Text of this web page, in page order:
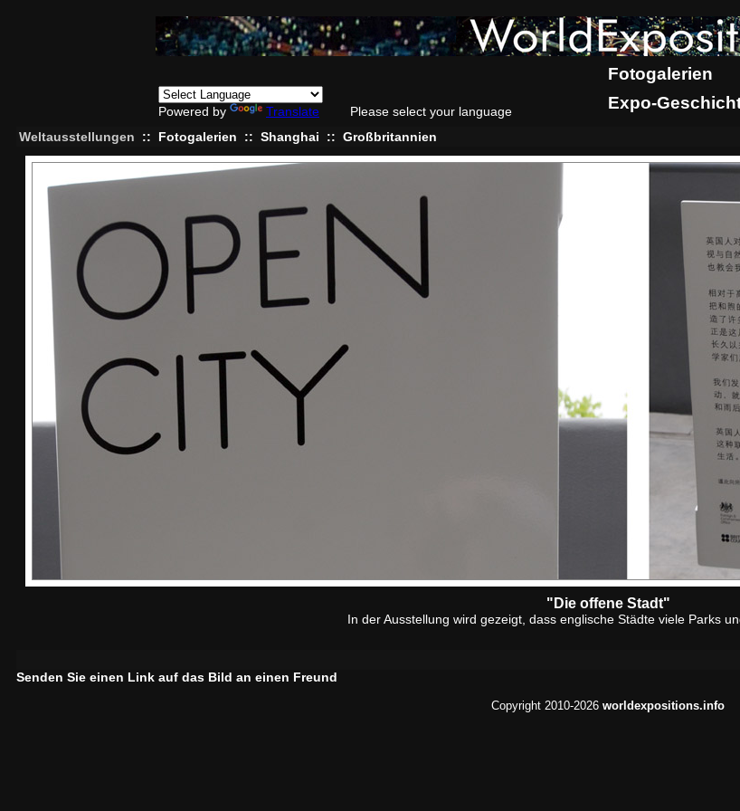
Powered by Translate Please select your language
Fotogalerien
Expo-
Weltausstellungen :: Fotogalerien :: Shanghai :: Großbritannien
"Die offene Stadt"
In der Ausstellung wird gezeigt, dass englische Städte viele Parks
Senden Sie einen Link auf das Bild an einen Freund
Copyright 2010-2026 worldexpositions.info